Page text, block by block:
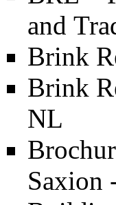
and
Brink
Brink
NL
Saxion